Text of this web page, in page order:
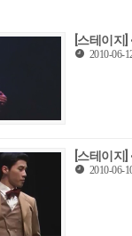
[스테이지]
2010-06-
[스테이지]
2010-06-